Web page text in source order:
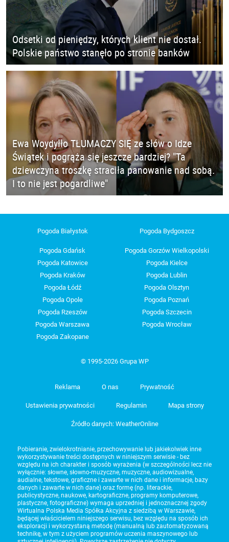
Odsetki od pieniędzy, których klient nie dostał.
Polskie państwo stanęło po stronie banków
Ewa Woydyłło TŁUMACZY SIĘ ze słów o Idze
Świątek i pogrąża się jeszcze bardziej? "Ta
dziewczyna troszkę straciła panowanie nad sobą.
I to nie jest pogardliwe"
Pogoda Białystok Pogoda Bydgoszcz
Pogoda Gdańsk
Pogoda Gorzów Wielkopolski
Pogoda Katowice
Pogoda Kielce
Pogoda Kraków
Pogoda Lublin
Pogoda Łódź
Pogoda Olsztyn
Pogoda Opole
Pogoda Poznań
Pogoda Rzeszów
Pogoda Szczecin
Pogoda Warszawa
Pogoda Wrocław
Pogoda Zakopane
© 1995-2026 Grupa WP
Reklama O nas Prywatność
Ustawienia prywatności Regulamin Mapa strony
Źródło danych: WeatherOnline
Pobieranie, zwielokrotnianie, przechowywanie lub jakiekolwiek inne
wykorzystywanie treści dostępnych w niniejszym serwisie - bez
względu na ich charakter i sposób wyrażenia (w szczególności lecz nie
wyłącznie: słowne, słowno-muzyczne, muzyczne, audiowizualne,
audialne, tekstowe, graficzne i zawarte w nich dane i informacje, bazy
danych i zawarte w nich dane) oraz formę (np. literackie,
publicystyczne, naukowe, kartograficzne, programy komputerowe,
plastyczne, fotograficzne) wymaga uprzedniej i jednoznacznej zgody
Wirtualna Polska Media Spółka Akcyjna z siedzibą w Warszawie,
będącej właścicielem niniejszego serwisu, bez względu na sposób ich
eksploracji i wykorzystaną metodę (manualną lub zautomatyzowaną
technikę, w tym z użyciem programów uczenia maszynowego lub